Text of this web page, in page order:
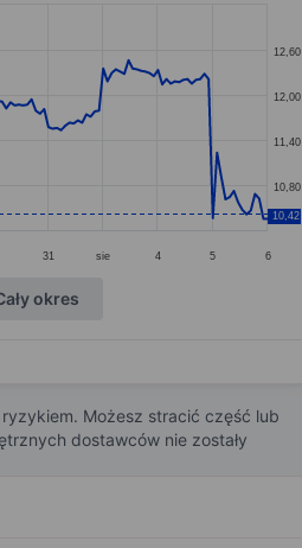
31 sie 4 5 6
10,80
11,40
12,00
12,60
10,42
okres
Możesz stracić część lub
dostawców nie zostały